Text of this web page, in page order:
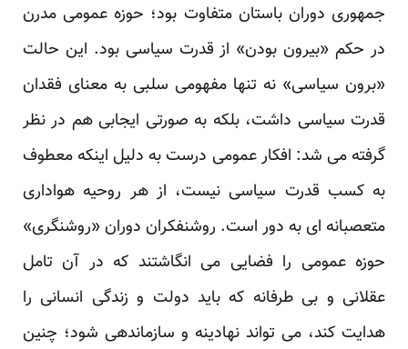
جمهوری دوران باستان متفاوت بود؛ حوزه عمومی مدرن
در حکم «بیرون بودن» از قدرت سیاسی بود. این حالت
«برون سیاسی» نه تنها مفهومی سلبی به معنای فقدان
قدرت سیاسی داشت، بلکه به صورتی ایجابی هم در نظر
گرفته می شد: افکار عمومی درست به دلیل اینکه معطوف
به کسب قدرت سیاسی نیست، از هر روحیه هواداری
متعصبانه ای به دور است. روشنفکران دوران «روشنگری»
حوزه عمومی را فضایی می انگاشتند که در آن تامل
عقلانی و بی طرفانه که باید دولت و زندگی انسانی را
هدایت کند، می تواند نهادینه و سازماندهی شود؛ چنین